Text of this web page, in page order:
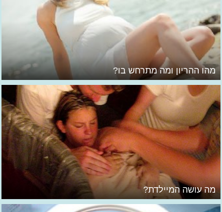
מהו ההריון ומה מתרחש בו?
מה עושה המיילדת?